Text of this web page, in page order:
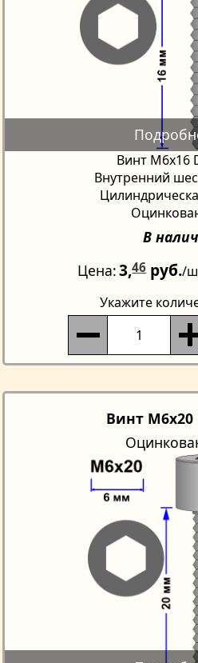
Винт М6х16
Внутренний
В
Цена 3,46руб./
Укажите
Винт M6x20